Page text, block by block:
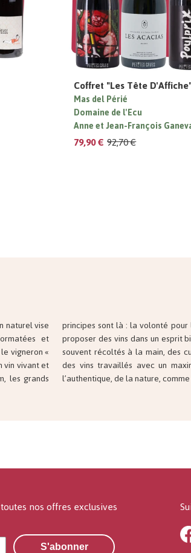
Coffret "Les Tête
Mas del Périé
Domaine de l'Ecu
Anne et Jean-François
92,70 €
79,90 €
naturel vise
et
vigneron «
vin vivant et
les grands
de
Des raisins
ajouté,
Respect de
l’authentique, de la nature,
nos offres exclusives
S'abonner